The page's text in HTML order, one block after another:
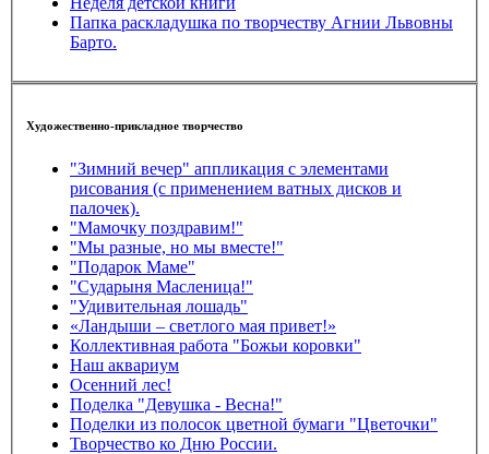
Папка раскладушка по творчеству Агнии Львовны
Барто.
Художественно-прикладное творчество
"Зимний вечер" аппликация с элементами
рисования (с применением ватных дисков и
палочек).
"Мамочку поздравим!"
"Мы разные, но мы вместе!"
"Подарок Маме"
"Сударыня Масленица!"
"Удивительная лошадь"
«Ландыши – светлого мая привет!»
Коллективная работа "Божьи коровки"
Наш аквариум
Осенний лес!
Поделка "Девушка - Весна!"
Поделки из полосок цветной бумаги "Цветочки"
Творчество ко Дню России.